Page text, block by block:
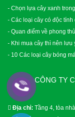
- Chọn lựa cây xanh
- Các loại cây có độc tính
- Quan điểm về phong
- Khi mua cây thì nên lưu
- 10 Các loại cây bóng
CÔNG TY
Địa chỉ: Tầng 4, tòa